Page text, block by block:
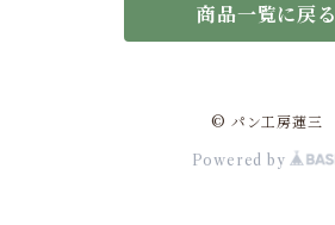
商品一覧に戻る
© パン工房蓮三
Powered by